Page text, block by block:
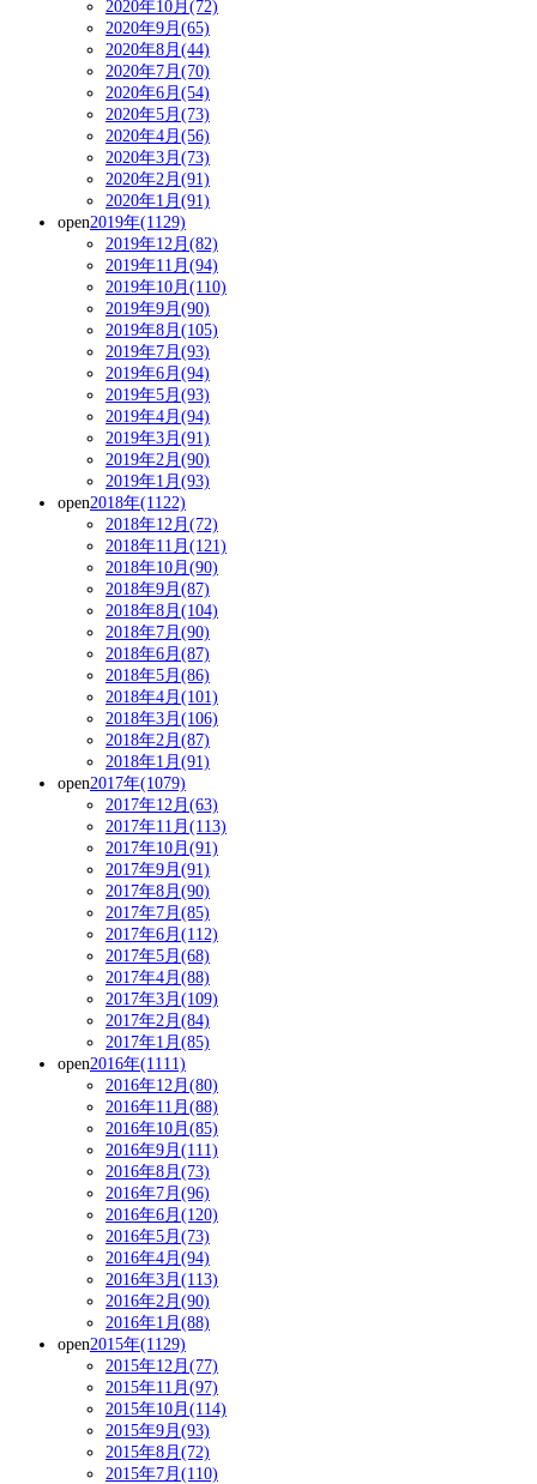
2020年10月(72)
2020年9月(65)
2020年8月(44)
2020年7月(70)
2020年6月(54)
2020年5月(73)
2020年4月(56)
2020年3月(73)
2020年2月(91)
2020年1月(91)
open2019年(1129)
2019年12月(82)
2019年11月(94)
2019年10月(110)
2019年9月(90)
2019年8月(105)
2019年7月(93)
2019年6月(94)
2019年5月(93)
2019年4月(94)
2019年3月(91)
2019年2月(90)
2019年1月(93)
open2018年(1122)
2018年12月(72)
2018年11月(121)
2018年10月(90)
2018年9月(87)
2018年8月(104)
2018年7月(90)
2018年6月(87)
2018年5月(86)
2018年4月(101)
2018年3月(106)
2018年2月(87)
2018年1月(91)
open2017年(1079)
2017年12月(63)
2017年11月(113)
2017年10月(91)
2017年9月(91)
2017年8月(90)
2017年7月(85)
2017年6月(112)
2017年5月(68)
2017年4月(88)
2017年3月(109)
2017年2月(84)
2017年1月(85)
open2016年(1111)
2016年12月(80)
2016年11月(88)
2016年10月(85)
2016年9月(111)
2016年8月(73)
2016年7月(96)
2016年6月(120)
2016年5月(73)
2016年4月(94)
2016年3月(113)
2016年2月(90)
2016年1月(88)
open2015年(1129)
2015年12月(77)
2015年11月(97)
2015年10月(114)
2015年9月(93)
2015年8月(72)
2015年7月(110)